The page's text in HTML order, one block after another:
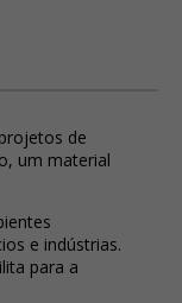
de
um material
e indústrias.
para a